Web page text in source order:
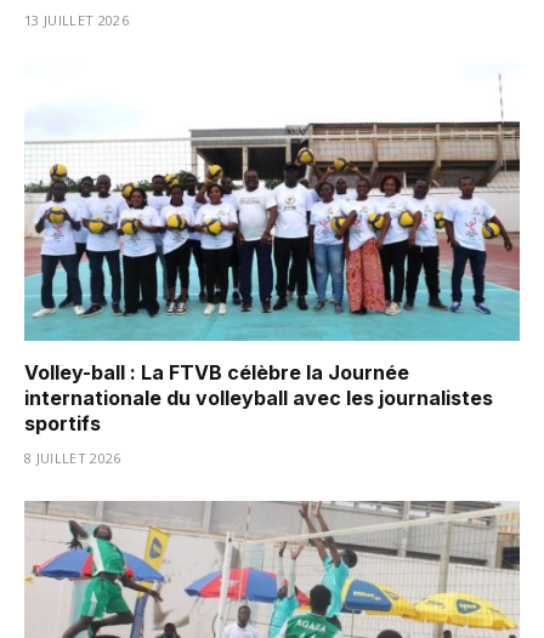
13 JUILLET 2026
Volley-ball : La FTVB célèbre la Journée
internationale du volleyball avec les journalistes
sportifs
8 JUILLET 2026